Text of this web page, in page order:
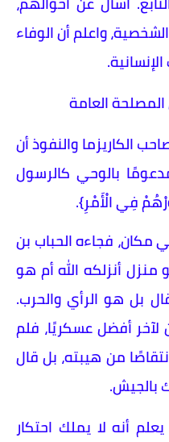
واعلم أن الوفاء
المصلحة العامة
الكاريزما والنفوذ أن
بالوحي كالرسول
فِي الْأَمْرِ}.
فجاءه الحباب بن
منزل أنزلكه الله أم هو
بل هو الرأي والحرب.
لآخر أفضل عسكريًا، فلم
من هيبته، بل قال
بالجيش.
أنه لا يملك احتكار